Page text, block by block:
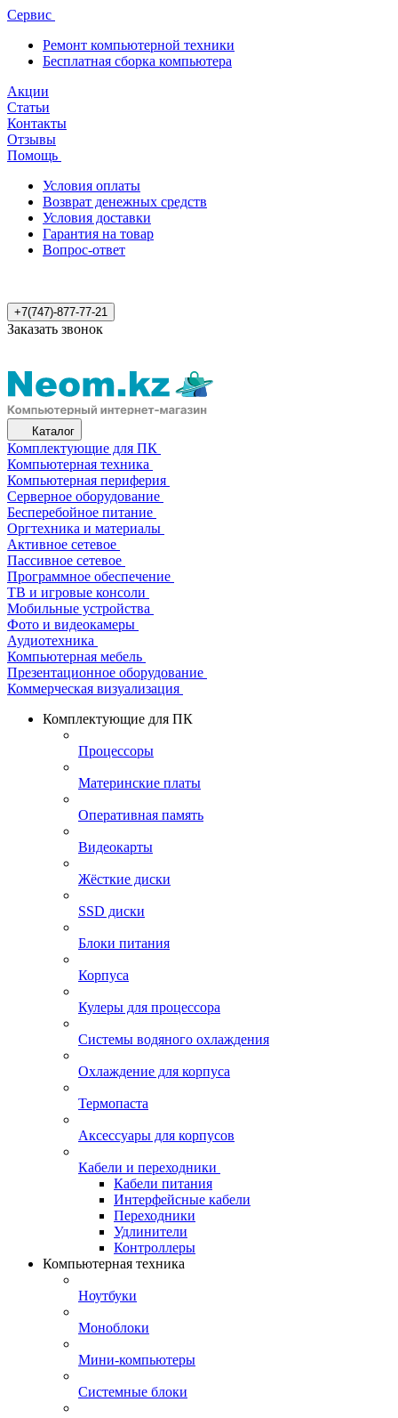
Сервис
Ремонт компьютерной техники
Бесплатная сборка компьютера
Акции
Статьи
Контакты
Отзывы
Помощь
Условия оплаты
Возврат денежных средств
Условия доставки
Гарантия на товар
Вопрос-ответ
+7(747)-877-77-21
Заказать звонок
Каталог
Комплектующие для ПК
Компьютерная техника
Компьютерная периферия
Серверное оборудование
Бесперебойное питание
Оргтехника и материалы
Активное сетевое
Пассивное сетевое
Программное обеспечение
ТВ и игровые консоли
Мобильные устройства
Фото и видеокамеры
Аудиотехника
Компьютерная мебель
Презентационное оборудование
Коммерческая визуализация
Комплектующие для ПК
Процессоры
Материнские платы
Оперативная память
Видеокарты
Жёсткие диски
SSD диски
Блоки питания
Корпуса
Кулеры для процессора
Системы водяного охлаждения
Охлаждение для корпуса
Термопаста
Аксессуары для корпусов
Кабели и переходники
Кабели питания
Интерфейсные кабели
Переходники
Удлинители
Контроллеры
Компьютерная техника
Ноутбуки
Моноблоки
Мини-компьютеры
Системные блоки